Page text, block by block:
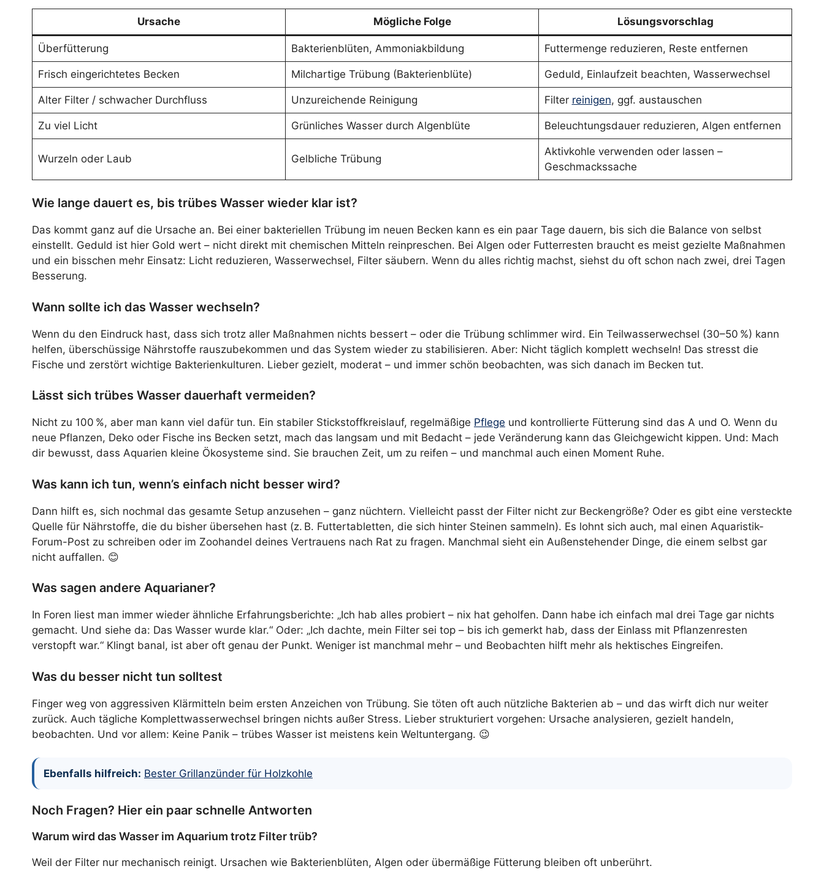
Ursache Mögliche Folge Lösungsvorschlag
Überfütterung Bakterienblüten, Ammoniakbildung Futtermenge reduzieren, Reste entfernen
Frisch eingerichtetes Becken Milchartige Trübung (Bakterienblüte) Geduld, Einlaufzeit beachten, Wasserwechsel
Alter Filter / schwacher Durchfluss Unzureichende Reinigung Filter reinigen, ggf. austauschen
Zu viel Licht Grünliches Wasser durch Algenblüte Beleuchtungsdauer reduzieren, Algen entfernen
Wurzeln oder Laub Gelbliche Trübung
Aktivkohle verwenden oder lassen –
Geschmackssache
Wie lange dauert es, bis trübes Wasser wieder klar ist?
Das kommt ganz auf die Ursache an. Bei einer bakteriellen Trübung im neuen Becken kann es ein paar Tage dauern, bis sich die Balance von selbst
einstellt. Geduld ist hier Gold wert – nicht direkt mit chemischen Mitteln reinpreschen. Bei Algen oder Futterresten braucht es meist gezielte Maßnahmen
und ein bisschen mehr Einsatz: Licht reduzieren, Wasserwechsel, Filter säubern. Wenn du alles richtig machst, siehst du oft schon nach zwei, drei Tagen
Besserung.
Wann sollte ich das Wasser wechseln?
Wenn du den Eindruck hast, dass sich trotz aller Maßnahmen nichts bessert – oder die Trübung schlimmer wird. Ein Teilwasserwechsel (30–50 %) kann
helfen, überschüssige Nährstoffe rauszubekommen und das System wieder zu stabilisieren. Aber: Nicht täglich komplett wechseln! Das stresst die
Fische und zerstört wichtige Bakterienkulturen. Lieber gezielt, moderat – und immer schön beobachten, was sich danach im Becken tut.
Lässt sich trübes Wasser dauerhaft vermeiden?
Nicht zu 100 %, aber man kann viel dafür tun. Ein stabiler Stickstoffkreislauf, regelmäßige Pflege und kontrollierte Fütterung sind das A und O. Wenn du
neue Pflanzen, Deko oder Fische ins Becken setzt, mach das langsam und mit Bedacht – jede Veränderung kann das Gleichgewicht kippen. Und: Mach
dir bewusst, dass Aquarien kleine Ökosysteme sind. Sie brauchen Zeit, um zu reifen – und manchmal auch einen Moment Ruhe.
Was kann ich tun, wenn’s einfach nicht besser wird?
Dann hilft es, sich nochmal das gesamte Setup anzusehen – ganz nüchtern. Vielleicht passt der Filter nicht zur Beckengröße? Oder es gibt eine versteckte
Quelle für Nährstoffe, die du bisher übersehen hast (z. B. Futtertabletten, die sich hinter Steinen sammeln). Es lohnt sich auch, mal einen Aquaristik-
Forum-Post zu schreiben oder im Zoohandel deines Vertrauens nach Rat zu fragen. Manchmal sieht ein Außenstehender Dinge, die einem selbst gar
nicht auffallen. 😊
Was sagen andere Aquarianer?
In Foren liest man immer wieder ähnliche Erfahrungsberichte: „Ich hab alles probiert – nix hat geholfen. Dann habe ich einfach mal drei Tage gar nichts
gemacht. Und siehe da: Das Wasser wurde klar.“ Oder: „Ich dachte, mein Filter sei top – bis ich gemerkt hab, dass der Einlass mit Pflanzenresten
verstopft war.“ Klingt banal, ist aber oft genau der Punkt. Weniger ist manchmal mehr – und Beobachten hilft mehr als hektisches Eingreifen.
Was du besser nicht tun solltest
Finger weg von aggressiven Klärmitteln beim ersten Anzeichen von Trübung. Sie töten oft auch nützliche Bakterien ab – und das wirft dich nur weiter
zurück. Auch tägliche Komplettwasserwechsel bringen nichts außer Stress. Lieber strukturiert vorgehen: Ursache analysieren, gezielt handeln,
beobachten. Und vor allem: Keine Panik – trübes Wasser ist meistens kein Weltuntergang. 😉
Ebenfalls hilfreich: Bester Grillanzünder für Holzkohle
Noch Fragen? Hier ein paar schnelle Antworten
Warum wird das Wasser im Aquarium trotz Filter trüb?
Weil der Filter nur mechanisch reinigt. Ursachen wie Bakterienblüten, Algen oder übermäßige Fütterung bleiben oft unberührt.